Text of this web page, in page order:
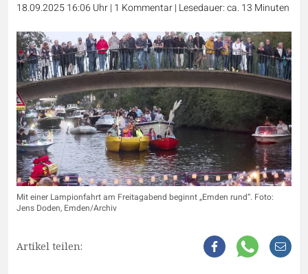
18.09.2025 16:06 Uhr| 1 Kommentar| Lesedauer: ca. 13 Minuten
Mit einer Lampionfahrt am Freitagabend beginnt „Emden rund“. Foto:
Jens Doden, Emden/Archiv
Artikel teilen: